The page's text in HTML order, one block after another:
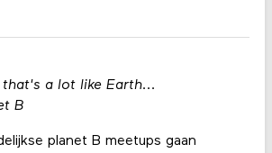
that's a lot like Earth...
B
planet B meetups gaan